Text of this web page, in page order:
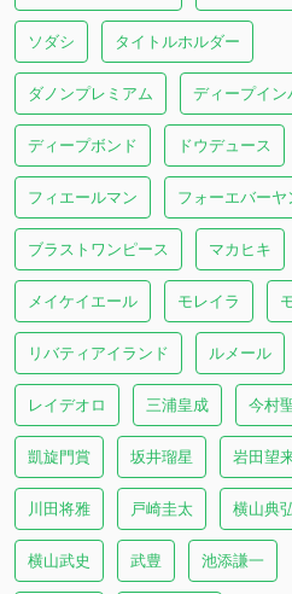
ソダシ タイトルホルダー
ダノンプレミアム ディープイン
ディープボンド ドウデュース
フィエールマン フォーエバーヤ
ブラストワンピース マカヒキ
メイケイエール モレイラ
リバティアイランド ルメール
レイデオロ 三浦皇成 今村
凱旋門賞 坂井瑠星 岩田望
川田将雅 戸崎圭太 横山典
横山武史 武豊 池添謙一